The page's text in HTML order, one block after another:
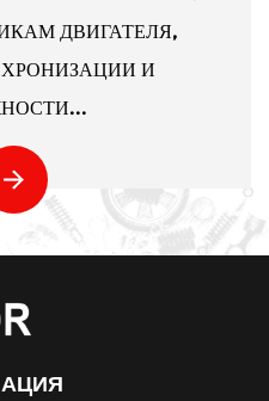
ДВИГАТЕЛЯ,
И